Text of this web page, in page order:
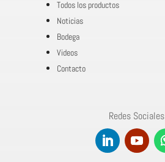
Todos los productos
Noticias
Bodega
Videos
Contacto
Redes Sociales